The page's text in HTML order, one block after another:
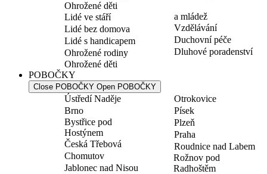
Ohrožené děti
Lidé ve stáří
Lidé bez domova
Lidé s handicapem
Ohrožené rodiny
Ohrožené děti
a mládež
Vzdělávání
Duchovní péče
Dluhové poradenství
POBOČKY
Close POBOČKY Open POBOČKY
Ústředí Naděje
Brno
Bystřice pod
Hostýnem
Česká Třebová
Chomutov
Jablonec nad Nisou
Otrokovice
Písek
Plzeň
Praha
Roudnice nad Labem
Rožnov pod
Radhoštěm